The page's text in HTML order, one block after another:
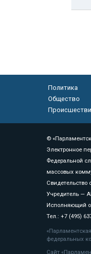
Политика
Общество
©
Электронное
Федеральной
массовых
Свидетельство
Учредитель —
Исполняющий
Тел.: +7 (495)
федеральных
Сайт